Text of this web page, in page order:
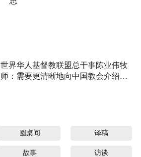
世界华人基督教联盟总干事陈业伟牧
师：需要更清晰地向中国教会介绍福
圆桌间 译稿
故事 访谈